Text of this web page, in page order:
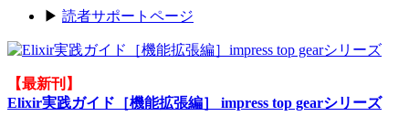
▶ 読者サポートページ
【最新刊】
Elixir実践ガイド［機能拡張編］ impress top gearシリーズ